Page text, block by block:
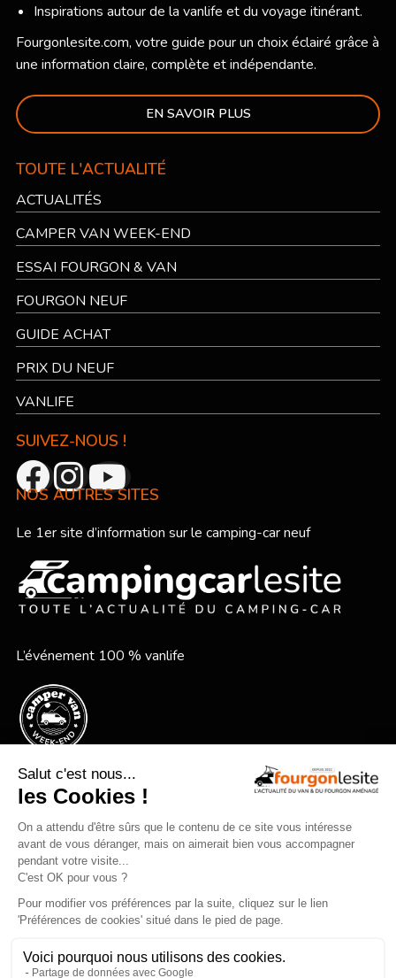
Inspirations autour de la vanlife et du voyage itinérant.
Fourgonlesite.com, votre guide pour un choix éclairé grâce à
une information claire, complète et indépendante.
EN SAVOIR PLUS
TOUTE L'ACTUALITÉ
ACTUALITÉS
CAMPER VAN WEEK-END
ESSAI FOURGON & VAN
FOURGON NEUF
GUIDE ACHAT
PRIX DU NEUF
VANLIFE
SUIVEZ-NOUS !
NOS AUTRES SITES
Le 1er site d’information sur le camping-car neuf
L’événement 100 % vanlife
Le festival vanlife en bord de mer
Mentions légales